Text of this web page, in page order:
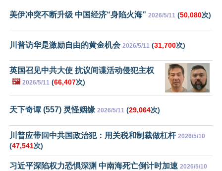
美伊冲突不断升级 中国经济“身陷火海” 2026/5/11 (50,080次)
川普访华是激励自由的黄金机会 2026/5/11 (31,700次)
英国召见中共大使 抗议间谍活动侵犯主权
🖼️ 2026/5/11 (66,407次)
天下奇谭 (557) 灵怪姻缘 2026/5/11 (29,064次)
川普应带回中共国政治犯：用关税和制裁做杠杆 2026/5/10
(47,541次)
习近平深陷权力恐惧深渊 中南海死亡倒计时加速 2026/5/10